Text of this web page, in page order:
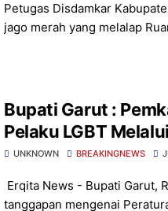
Petugas Disdamkar
jago merah yang melalap
Bupati Garut :
Pelaku LGBT
UNKNOWN BREAKINGNEWS
Erqita News - Bupati Garut,
tanggapan mengenai